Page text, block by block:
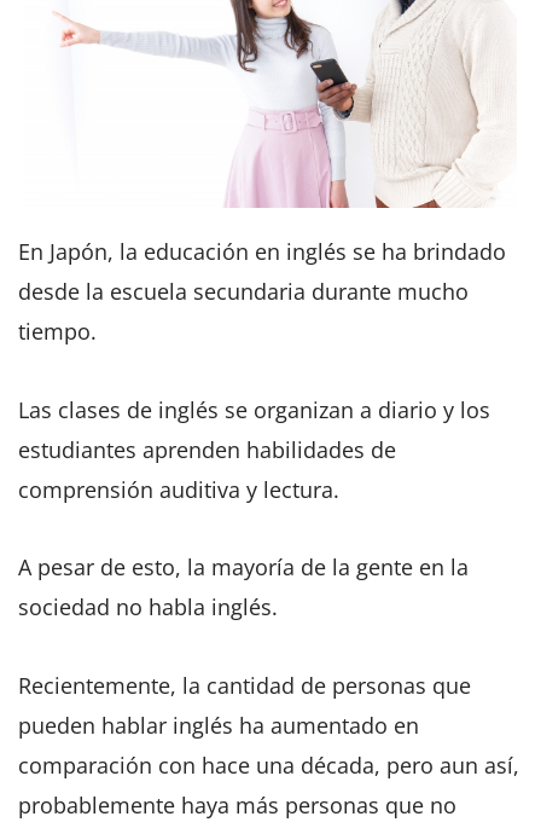
En Japón, la educación en inglés se ha brindado
desde la escuela secundaria durante mucho
tiempo.
Las clases de inglés se organizan a diario y los
estudiantes aprenden habilidades de
comprensión auditiva y lectura.
A pesar de esto, la mayoría de la gente en la
sociedad no habla inglés.
Recientemente, la cantidad de personas que
pueden hablar inglés ha aumentado en
comparación con hace una década, pero aun así,
probablemente haya más personas que no